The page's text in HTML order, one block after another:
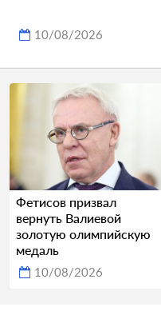
10/08/2026
Фетисов призвал
вернуть Валиевой
золотую олимпийскую
медаль
10/08/2026